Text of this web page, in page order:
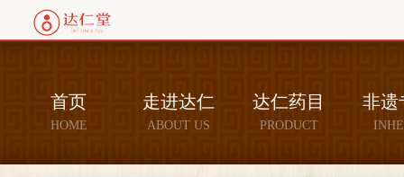
首页
HOME
走进达仁
ABOUT US
达仁药目
PRODUCT
非遗